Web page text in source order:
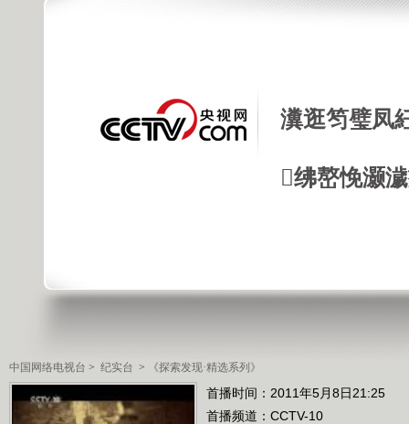
瀵逛笉璧凤
绋嶅悗灏
中国网络电视台 > 纪实台 > 《探索发现·精选系列》
首播时间：2011年5月8日21:25
首播频道： CCTV-10